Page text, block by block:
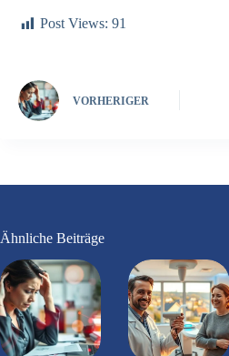
Post Views: 91
VORHERIGER
Ähnliche Beiträge